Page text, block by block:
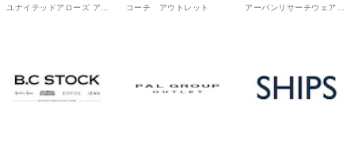
OUTLET
ユナイテッドアローズ アウ
コーチ アウトレット
ware house
アーバンリサーチウェアハ